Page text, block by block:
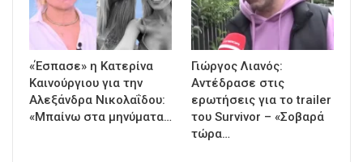
«Έσπασε» η Κατερίνα
Καινούργιου για την
Αλεξάνδρα Νικολαΐδου:
«Μπαίνω στα μηνύματα…
Γιώργος Λιανός:
Αντέδρασε στις
ερωτήσεις για το trailer
του Survivor – «Σοβαρά
τώρα…